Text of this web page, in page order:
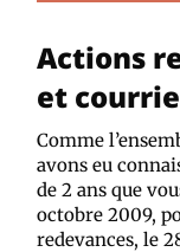
Actions
et
Comme
avons eu
de 2 ans que
octobre 2009,
redevances, le